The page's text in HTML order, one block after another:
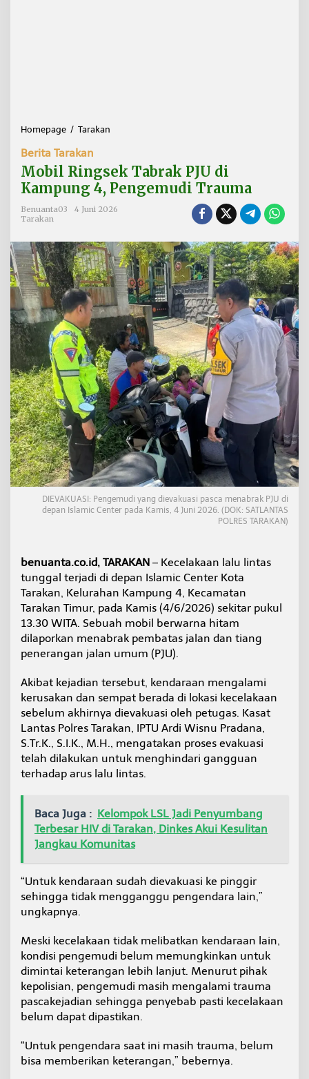
Homepage / Tarakan
l
R
s
e
k
T
a
b
r
P
J
U
d
K
a
m
p
u
n
g
4
,
g
e
m
u
d
i
T
m
a
Berita Tarakan
Mobil Ringsek Tabrak PJU di
Kampung 4, Pengemudi Trauma
Benuanta03
4 Juni 2026
Tarakan
DIEVAKUASI: Pengemudi yang dievakuasi pasca menabrak PJU di
depan Islamic Center pada Kamis, 4 Juni 2026. (DOK: SATLANTAS
POLRES TARAKAN)
benuanta.co.id, TARAKAN – Kecelakaan lalu lintas
tunggal terjadi di depan Islamic Center Kota
Tarakan, Kelurahan Kampung 4, Kecamatan
Tarakan Timur, pada Kamis (4/6/2026) sekitar pukul
13.30 WITA. Sebuah mobil berwarna hitam
dilaporkan menabrak pembatas jalan dan tiang
penerangan jalan umum (PJU).
Akibat kejadian tersebut, kendaraan mengalami
kerusakan dan sempat berada di lokasi kecelakaan
sebelum akhirnya dievakuasi oleh petugas. Kasat
Lantas Polres Tarakan, IPTU Ardi Wisnu Pradana,
S.Tr.K., S.I.K., M.H., mengatakan proses evakuasi
telah dilakukan untuk menghindari gangguan
terhadap arus lalu lintas.
Baca Juga : Kelompok LSL Jadi Penyumbang
Terbesar HIV di Tarakan, Dinkes Akui Kesulitan
Jangkau Komunitas
“Untuk kendaraan sudah dievakuasi ke pinggir
sehingga tidak mengganggu pengendara lain,”
ungkapnya.
Meski kecelakaan tidak melibatkan kendaraan lain,
kondisi pengemudi belum memungkinkan untuk
dimintai keterangan lebih lanjut. Menurut pihak
kepolisian, pengemudi masih mengalami trauma
pascakejadian sehingga penyebab pasti kecelakaan
belum dapat dipastikan.
“Untuk pengendara saat ini masih trauma, belum
bisa memberikan keterangan,” bebernya.